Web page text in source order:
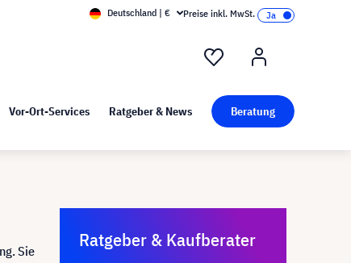
Kunst bei visunext
Deutschland | € Preise inkl. MwSt.
Vor-Ort-Services Ratgeber & News Beratung
Sie
Ratgeber & Kaufberater